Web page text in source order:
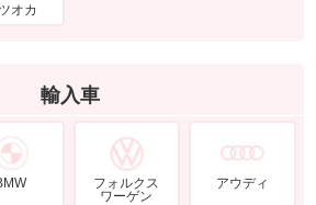
オカ
輸入車
フォルクス
ワーゲン
アウディ